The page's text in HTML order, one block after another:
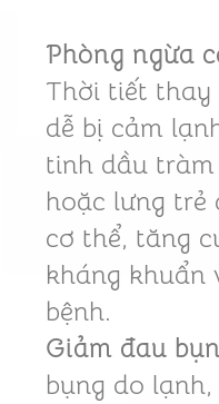
Phòng ngừa
Thời tiết thay
dễ bị cảm
tinh dầu
hoặc lưng trẻ
cơ thể, tăng
kháng khuẩn
bệnh.
Giảm đau
bụng do